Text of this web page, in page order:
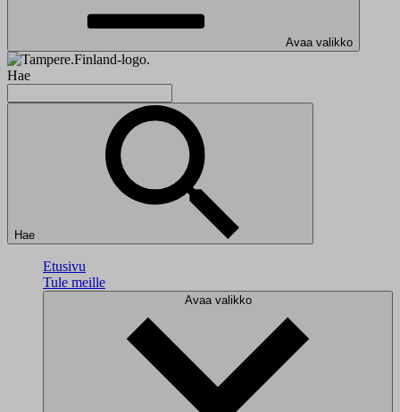
Avaa valikko
Hae
Hae
Etusivu
Tule meille
Avaa valikko